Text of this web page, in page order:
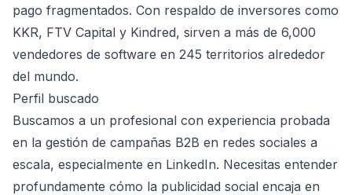
pago fragmentados. Con respaldo de inversores como
KKR, FTV Capital y Kindred, sirven a más de 6,000
vendedores de software en 245 territorios alrededor
del mundo.
Perfil buscado
Buscamos a un profesional con experiencia probada
en la gestión de campañas B2B en redes sociales a
escala, especialmente en LinkedIn. Necesitas entender
profundamente cómo la publicidad social encaja en